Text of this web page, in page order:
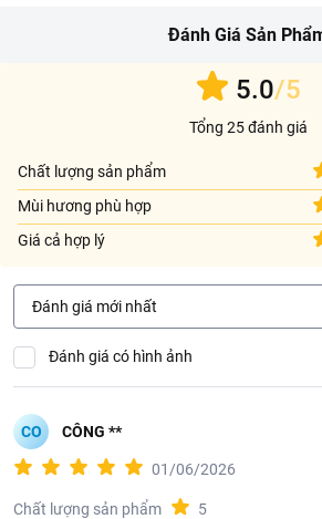
Hướng dẫn sử dụng:Dùng để vệ sinh cá
Hướng dẫn bảo quản: Bảo quản nơi khô
Lưu ý: Tránh xa tầm tay trẻ em.
Đánh Giá Sản
5.0/5
Tổng 25 đánh giá
Chất lượng sản phẩm
Mùi hương phù hợp
Giá cả hợp lý
Đánh giá mới nhất
Đánh giá có hình ảnh
CO CÔNG **
01/06/2026
Chất lượng sản phẩm
5